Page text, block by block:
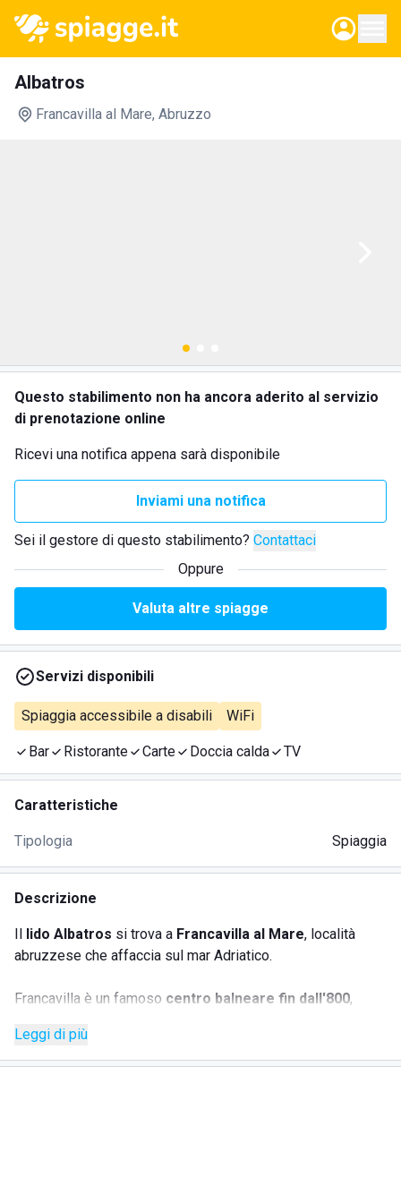
Albatros
Francavilla al Mare, Abruzzo
Questo stabilimento non ha ancora aderito al servizio
di prenotazione online
Ricevi una notifica appena sarà disponibile
Inviami una notifica
Sei il gestore di questo stabilimento? Contattaci
Oppure
Valuta altre spiagge
Servizi disponibili
Spiaggia accessibile a disabili WiFi
Bar Ristorante Carte Doccia calda TV
Caratteristiche
Tipologia Spiaggia
Descrizione
Il lido Albatros si trova a Francavilla al Mare, località
abruzzese che affaccia sul mar Adriatico.
Francavilla è un famoso centro balneare fin dall'800,
Serao e ad oggi, inoltre, è stato più volte insignito di
bandiera blu.
Leggi di più